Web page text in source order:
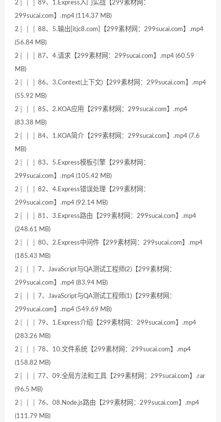
2│ │ │ 89、1.Express入门实战【299素材网：
299sucai.com】.mp4 (114.37 MB)
2│ │ │ 88、5.输出[itjc8.com]【299素材网：299sucai.com】.mp4
(56.84 MB)
2│ │ │ 87、4.请求【299素材网：299sucai.com】.mp4 (60.59
MB)
2│ │ │ 86、3.Context(上下文)【299素材网：299sucai.com】.mp4
(55.92 MB)
2│ │ │ 85、2.KOA应用【299素材网：299sucai.com】.mp4
(83.38 MB)
2│ │ │ 84、1.KOA简介【299素材网：299sucai.com】.mp4 (7.6
MB)
2│ │ │ 83、5.Express模板引擎【299素材网：
299sucai.com】.mp4 (105.42 MB)
2│ │ │ 82、4.Express错误处理【299素材网：
299sucai.com】.mp4 (92.14 MB)
2│ │ │ 81、3.Express路由【299素材网：299sucai.com】.mp4
(248.61 MB)
2│ │ │ 80、2.Express中间件【299素材网：299sucai.com】.mp4
(185.43 MB)
2│ │ │ 7、JavaScript与QA测试工程师(2)【299素材网：
299sucai.com】.mp4 (83.94 MB)
2│ │ │ 7、JavaScript与QA测试工程师(1)【299素材网：
299sucai.com】.mp4 (549.69 MB)
2│ │ │ 79、1.Express介绍【299素材网：299sucai.com】.mp4
(283.26 MB)
2│ │ │ 78、10.文件系统【299素材网：299sucai.com】.mp4
(158.82 MB)
2│ │ │ 77、09.全局方法和工具【299素材网：299sucai.com】.rar
(96.5 MB)
2│ │ │ 76、08.Node.js路由【299素材网：299sucai.com】.mp4
(111.79 MB)